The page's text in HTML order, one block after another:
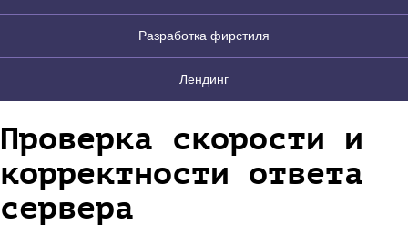
Разработка фирстиля
Лендинг
Проверка скорости и
корректности ответа
сервера